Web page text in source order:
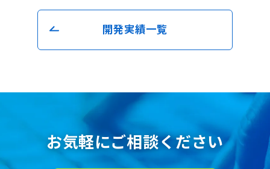
開発実績一覧
お気軽にご相談ください